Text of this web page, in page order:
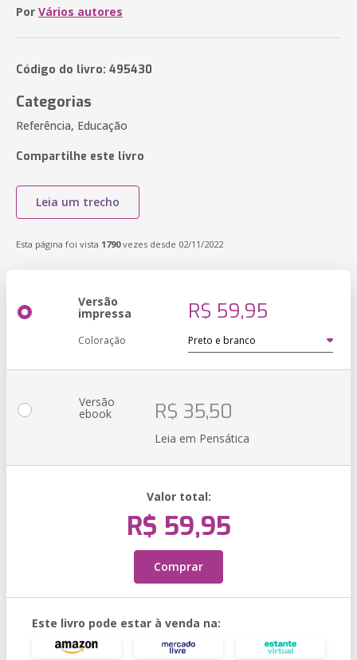
Por Vários autores
Código do livro: 495430
Categorias
Referência, Educação
Compartilhe este livro
Leia um trecho
Esta página foi vista 1790vezes desde 02/11/2022
Versão
impressa R$ 59,95
Coloração
Versão
ebook R$ 35,50
Leia em Pensática
Valor total:
R$ 59,95
Comprar
Este livro pode estar à venda na: